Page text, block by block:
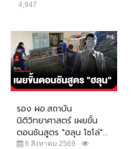
4,947
รอง ผอ.สถาบัน
นิติวิทยาศาสตร์ เผยขั้น
ตอนชันสูตร "ฮลุน โซโล่"...
6 สิงหาคม 2569